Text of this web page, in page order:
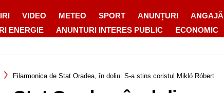
VIDEO METEO SPORT ANUNȚURI
ENERGIE
ANUNTURI INTERES PUBLIC ECONOMIC
Filarmonica de Stat Oradea, în doliu. S-a stins coristul Mikló Róbert